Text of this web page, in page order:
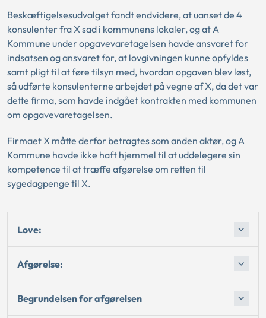
Beskæftigelsesudvalget fandt endvidere, at uanset de 4
konsulenter fra X sad i kommunens lokaler, og at A
Kommune under opgavevaretagelsen havde ansvaret for
indsatsen og ansvaret for, at lovgivningen kunne opfyldes
samt pligt til at føre tilsyn med, hvordan opgaven blev løst,
så udførte konsulenterne arbejdet på vegne af X, da det var
dette firma, som havde indgået kontrakten med kommunen
om opgavevaretagelsen.
Firmaet X måtte derfor betragtes som anden aktør, og A
Kommune havde ikke haft hjemmel til at uddelegere sin
kompetence til at træffe afgørelse om retten til
sygedagpenge til X.
Love:
Afgørelse:
Begrundelsen for afgørelsen